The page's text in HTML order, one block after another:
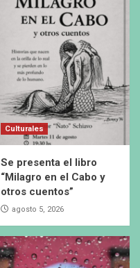
Culturales
Se presenta el libro
“Milagro en el Cabo y
otros cuentos”
agosto 5, 2026